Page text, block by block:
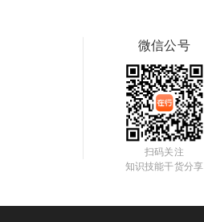
微信公号
扫码关注
知识技能干货分享